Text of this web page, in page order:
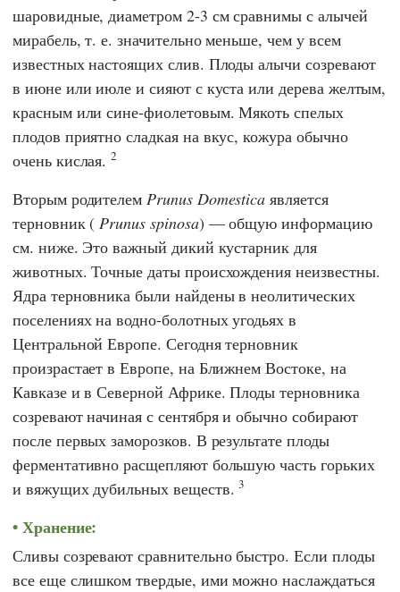
шаровидные, диаметром 2-3 см сравнимы с алычей
мирабель, т. е. значительно меньше, чем у всем
известных настоящих слив. Плоды алычи созревают
в июне или июле и сияют с куста или дерева желтым,
красным или сине-фиолетовым. Мякоть спелых
плодов приятно сладкая на вкус, кожура обычно
очень кислая.2
Вторым родителем Prunus Domestica является
терновник ( Prunus spinosa) — общую информацию
см. ниже. Это важный дикий кустарник для
животных. Точные даты происхождения неизвестны.
Ядра терновника были найдены в неолитических
поселениях на водно-болотных угодьях в
Центральной Европе. Сегодня терновник
произрастает в Европе, на Ближнем Востоке, на
Кавказе и в Северной Африке. Плоды терновника
созревают начиная с сентября и обычно собирают
после первых заморозков. В результате плоды
ферментативно расщепляют большую часть горьких
и вяжущих дубильных веществ.3
Хранение:
Сливы созревают сравнительно быстро. Если плоды
все еще слишком твердые, ими можно наслаждаться